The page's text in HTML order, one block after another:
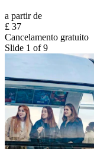
a partir de
£ 37
Cancelamento gratuito
Slide 1 of 9